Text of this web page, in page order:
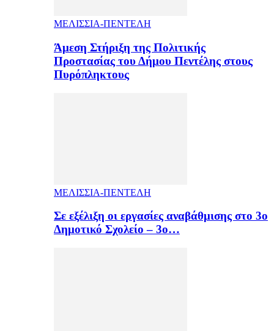
ΜΕΛΙΣΣΙΑ-ΠΕΝΤΕΛΗ
Άμεση Στήριξη της Πολιτικής
Προστασίας του Δήμου Πεντέλης στους
Πυρόπληκτους
ΜΕΛΙΣΣΙΑ-ΠΕΝΤΕΛΗ
Σε εξέλιξη οι εργασίες αναβάθμισης στο 3ο
Δημοτικό Σχολείο – 3ο…